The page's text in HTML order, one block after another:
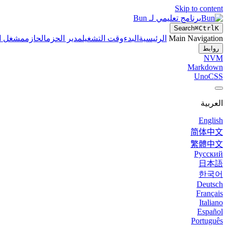
Skip to content
برنامج تعليمي لـ Bun
Search⌘CtrlK
Main Navigation الرئيسية البدءوقت التشغيلمدير الحزمالحازممشغل
روابط
NVM
Markdown
UnoCSS
العربية
English
简体中文
繁體中文
Русский
日本語
한국어
Deutsch
Français
Italiano
Español
Português